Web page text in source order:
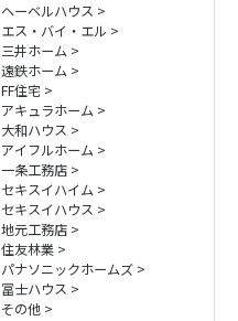
ヘーベルハウス
エス・バイ・エル
三井ホーム
遠鉄ホーム
FF住宅
アキュラホーム
大和ハウス
アイフルホーム
一条工務店
セキスイハイム
セキスイハウス
地元工務店
住友林業
パナソニックホームズ
冨士ハウス
その他